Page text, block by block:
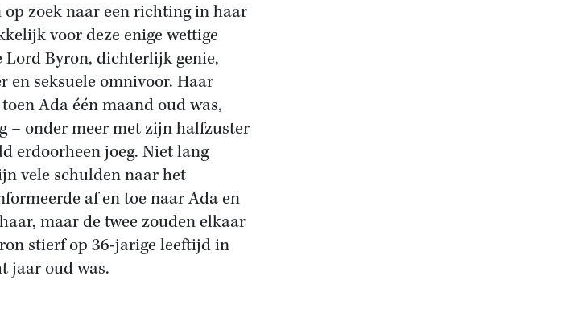
zoek naar een richting in haar
voor deze enige wettige
Lord Byron, dichterlijk genie,
en seksuele omnivoor. Haar
Ada één maand oud was,
– onder meer met zijn halfzuster
erdoorheen joeg. Niet lang
vele schulden naar het
af en toe naar Ada en
maar de twee zouden elkaar
stierf op 36-jarige leeftijd in
jaar oud was.